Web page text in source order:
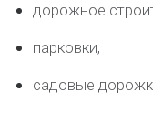
дорожное
парковки,
садовые